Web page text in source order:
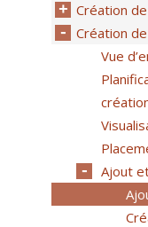
Création
Création
Vue
Ajout